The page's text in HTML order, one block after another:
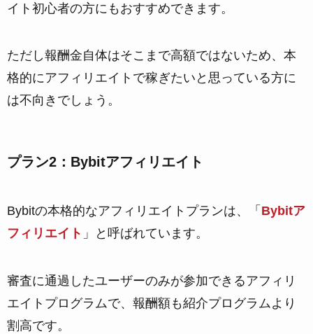
イト初心者の方にもおすすめできます。
ただし報酬金自体はそこまで高額ではないため、本
格的にアフィリエイトで稼ぎたいと思っている方に
は不向きでしょう。
プラン2：Bybitアフィリエイト
Bybitの本格的なアフィリエイトプランは、「 Bybitア
フィリエイト 」と呼ばれています。
審査に通過したユーザーのみが参加できるアフィリ
エイトプログラムで、報酬額も紹介プログラムより
割高です。